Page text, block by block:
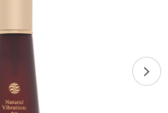
ェミリカ
エンブレイス
SAVC